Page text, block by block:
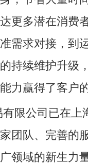
更多潜在消费
需求对接，到
持续维护升级
力赢得了客户
限公司已在上
团队、完善的
领域的新生力